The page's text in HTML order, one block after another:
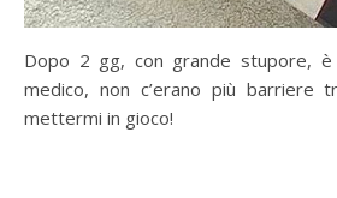
Dopo 2 gg, con grande stupore, è
medico, non c’erano più barriere
mettermi in gioco!